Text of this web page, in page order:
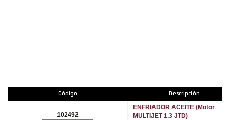
Código Descripción
102492
ENFRIADOR ACEITE (Motor
MULTIJET 1.3 JTD)